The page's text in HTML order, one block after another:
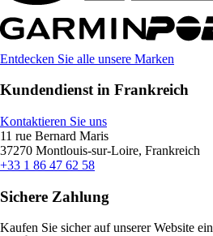
Entdecken Sie alle unsere Marken
Kundendienst in Frankreich
Kontaktieren Sie uns
11 rue Bernard Maris
37270 Montlouis-sur-Loire, Frankreich
+33 1 86 47 62 58
Sichere Zahlung
Kaufen Sie sicher auf unserer Website ein